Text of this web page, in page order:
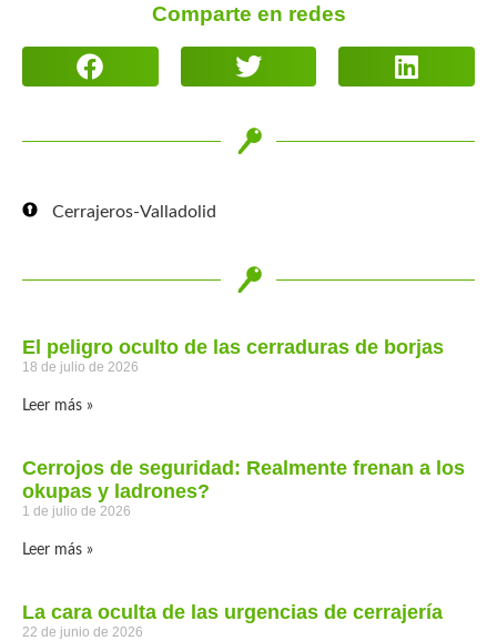
Comparte en redes
Cerrajeros-Valladolid
El peligro oculto de las cerraduras de borjas
18 de julio de 2026
Leer más »
Cerrojos de seguridad: Realmente frenan a los
okupas y ladrones?
1 de julio de 2026
Leer más »
La cara oculta de las urgencias de cerrajería
22 de junio de 2026